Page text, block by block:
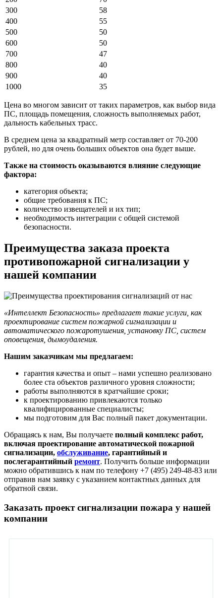
300
58
400
55
500
50
600
50
700
47
800
40
900
40
1000
35
Цена во многом зависит от таких параметров, как выбор вида
ПС, площадь помещения, сложность выполняемых работ,
дальность кабельных трасс.
В среднем цена за квадратный метр составляет от 70-200
рублей, но для очень больших объектов она будет выше.
Также на стоимость оказываются влияние следующие
фактора:
категория объекта;
общие требования к ПС;
количество извещателей и их тип;
необходимость интеграции с общей системой
безопасности.
Преимущества заказа проекта
противопожарной сигнализации у
нашей компании
«Интеллект Безопасность» предлагает такие услуги, как
проектирование систем пожарной сигнализации и
автоматического пожаротушения, установку ПС, систем
оповещения, дымоудаления.
Нашим заказчикам мы предлагаем:
гарантия качества и опыт – нами успешно реализовано
более ста объектов различного уровня сложности;
работы выполняются в кратчайшие сроки;
к проектированию привлекаются только
квалифицированные специалисты;
мы подготовим для Вас полный пакет документации.
Обращаясь к нам, Вы получаете полный комплекс работ,
включая проектирование автоматической пожарной
сигнализации, обслуживание, гарантийный и
послегарантийный ремонт. Получить больше информации
можно обратившись к нам по телефону +7 (495) 249-48-83 или
отправив нам заявку с указанием контактных данных для
обратной связи.
Заказать проект сигнализации пожара у нашей
компании